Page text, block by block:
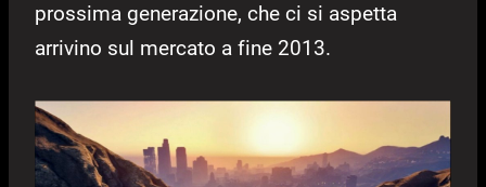
prossima generazione, che ci si aspetta
arrivino sul mercato a fine 2013.